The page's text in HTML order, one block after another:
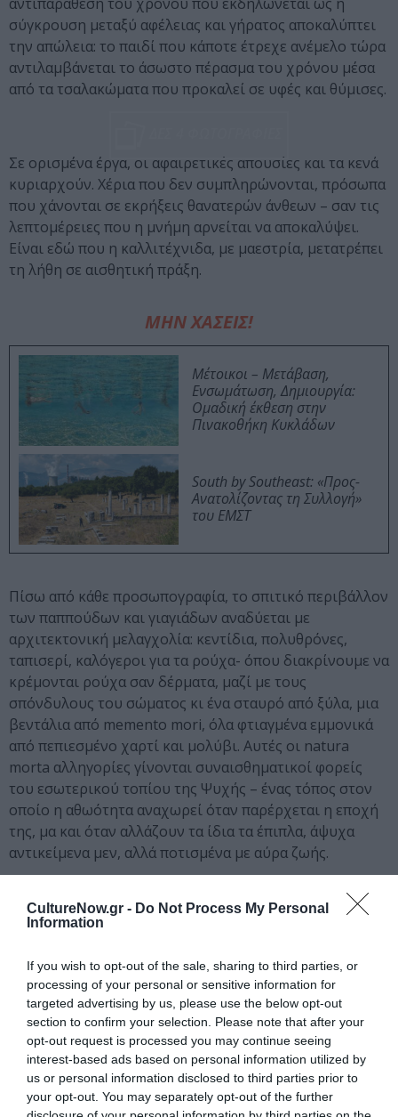
CultureNow.gr - Do Not Process My Personal
Information
If you wish to opt-out of the sale, sharing to third parties, or
processing of your personal or sensitive information for
targeted advertising by us, please use the below opt-out
section to confirm your selection. Please note that after your
opt-out request is processed you may continue seeing
interest-based ads based on personal information utilized by
us or personal information disclosed to third parties prior to
your opt-out. You may separately opt-out of the further
σύγκρουση μεταξύ αφέλειας και γήρατος αποκαλύπτει
την απώλεια: το παιδί που κάποτε έτρεχε ανέμελο τώρα
αντιλαμβάνεται το άσωστο πέρασμα του χρόνου μέσα
από τα τσαλακώματα που προκαλεί σε υφές και θύμισες.
Σε ορισμένα έργα, οι αφαιρετικές απουσίες και τα κενά
κυριαρχούν. Χέρια που δεν συμπληρώνονται, πρόσωπα
που χάνονται σε εκρήξεις θανατερών άνθεων – σαν τις
λεπτομέρειες που η μνήμη αρνείται να αποκαλύψει.
Είναι εδώ που η καλλιτέχνιδα, με μαεστρία, μετατρέπει
τη λήθη σε αισθητική πράξη.
ΜΗΝ ΧΑΣΕΙΣ!
Μέτοικοι – Μετάβαση,
Ενσωμάτωση, Δημιουργία:
Ομαδική έκθεση στην
Πινακοθήκη Κυκλάδων
South by Southeast: «Προς-
Ανατολίζοντας τη Συλλογή»
του ΕΜΣΤ
Πίσω από κάθε προσωπογραφία, το σπιτικό περιβάλλον
των παππούδων και γιαγιάδων αναδύεται με
αρχιτεκτονική μελαγχολία: κεντίδια, πολυθρόνες,
ταπισερί, καλόγεροι για τα ρούχα- όπου διακρίνουμε να
κρέμονται ρούχα σαν δέρματα, μαζί με τους
σπόνδυλους του σώματος κι ένα σταυρό από ξύλα, μια
βεντάλια από memento mori, όλα φτιαγμένα εμμονικά
από πεπιεσμένο χαρτί και μολύβι. Αυτές οι natura
morta αλληγορίες γίνονται συναισθηματικοί φορείς
του εσωτερικού τοπίου της Ψυχής – ένας τόπος στον
οποίο η αθωότητα αναχωρεί όταν παρέρχεται η εποχή
της, μα και όταν αλλάζουν τα ίδια τα έπιπλα, άψυχα
αντικείμενα μεν, αλλά ποτισμένα με αύρα ζωής.
φθινοπωρινά φύλλα, προσπαθώντας να ολοκληρώσουν
σώμα – ένα σχέδιο που ο χρόνος σβήνει πριν
τελειώσει. Κι ο θεατής κοιτά τα χέρια του που έχουν
ξαναγίνει παιδικά, και νιώθει να φωνάζει“Περίμενέ με,
δεν έφτασα ακόμα…”.
Άποψη της έκθεσης